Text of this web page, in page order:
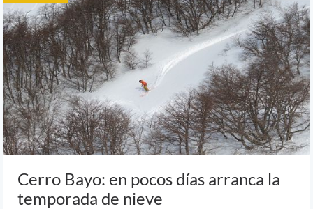
Cerro Bayo: en pocos días arranca la
temporada de nieve